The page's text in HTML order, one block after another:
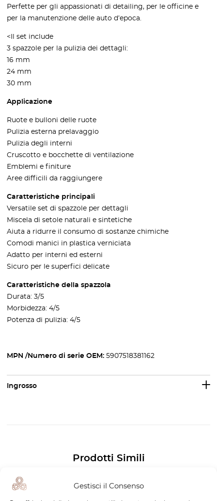
Gestisci il Consenso
Perfette per gli appassionati di detailing, per le officine e
per la manutenzione delle auto d’epoca.
<Il set include
3 spazzole per la pulizia dei dettagli:
16 mm
24 mm
30 mm
Applicazione
Ruote e bulloni delle ruote
Pulizia esterna prelavaggio
Pulizia degli interni
Cruscotto e bocchette di ventilazione
Emblemi e finiture
Aree difficili da raggiungere
Caratteristiche principali
Versatile set di spazzole per dettagli
Miscela di setole naturali e sintetiche
Aiuta a ridurre il consumo di sostanze chimiche
Comodi manici in plastica verniciata
Adatto per interni ed esterni
Sicuro per le superfici delicate
Caratteristiche della spazzola
Durata: 3/5
Morbidezza: 4/5
Potenza di pulizia: 4/5
MPN /Numero di serie OEM: 5907518381162
Ingrosso
Prodotti Simili